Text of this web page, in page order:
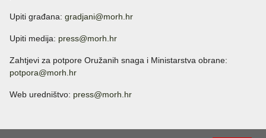
Upiti građana: gradjani@morh.hr
Upiti medija: press@morh.hr
Zahtjevi za potpore Oružanih snaga i Ministarstva obrane:
potpora@morh.hr
Web uredništvo: press@morh.hr